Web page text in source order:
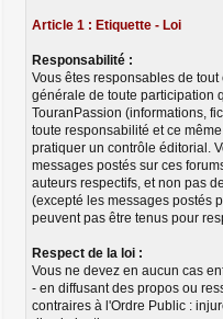
Article 1 : Etiquette - Loi
Responsabilité :
Vous êtes responsables de
générale de toute participation
TouranPassion (informations,
toute responsabilité et ce
pratiquer un contrôle éditorial.
messages postés sur ces
auteurs respectifs, et non pas
(excepté les messages postés
peuvent pas être tenus pour
Respect de la loi :
Vous ne devez en aucun cas
- en diffusant des propos ou
contraires à l'Ordre Public :